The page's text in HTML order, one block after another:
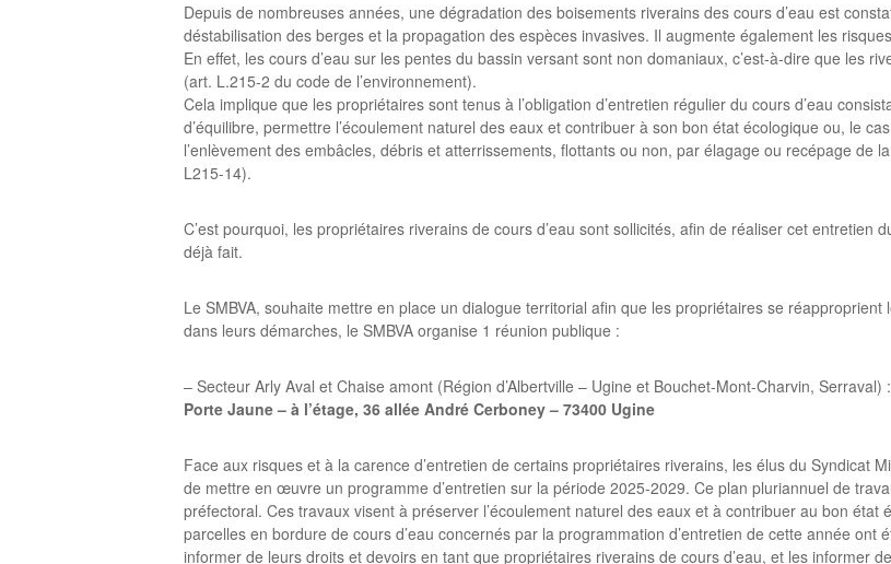
Depuis de nombreuses années, une dégradation des boisements riverains des cours d’eau est
déstabilisation des berges et la propagation des espèces invasives. Il augmente également les
En effet, les cours d’eau sur les pentes du bassin versant sont non domaniaux, c’est-à-dire que les
(art. L.215-2 du code de l’environnement).
Cela implique que les propriétaires sont tenus à l’obligation d’entretien régulier du cours d’eau
d’équilibre, permettre l’écoulement naturel des eaux et contribuer à son bon état écologique ou, le
l’enlèvement des embâcles, débris et atterrissements, flottants ou non, par élagage ou recépage de
L215-14).
C’est pourquoi, les propriétaires riverains de cours d’eau sont sollicités, afin de réaliser cet entretien
déjà fait.
Le SMBVA, souhaite mettre en place un dialogue territorial afin que les propriétaires se
dans leurs démarches, le SMBVA organise 1 réunion publique :
– Secteur Arly Aval et Chaise amont (Région d’Albertville – Ugine et Bouchet-Mont-Charvin, Serraval) :
Porte Jaune – à l’étage, 36 allée André Cerboney – 73400 Ugine
Face aux risques et à la carence d’entretien de certains propriétaires riverains, les élus du Syndicat
de mettre en œuvre un programme d’entretien sur la période 2025-2029. Ce plan pluriannuel de
préfectoral. Ces travaux visent à préserver l’écoulement naturel des eaux et à contribuer au bon état
parcelles en bordure de cours d’eau concernés par la programmation d’entretien de cette année
informer de leurs droits et devoirs en tant que propriétaires riverains de cours d’eau, et les informer